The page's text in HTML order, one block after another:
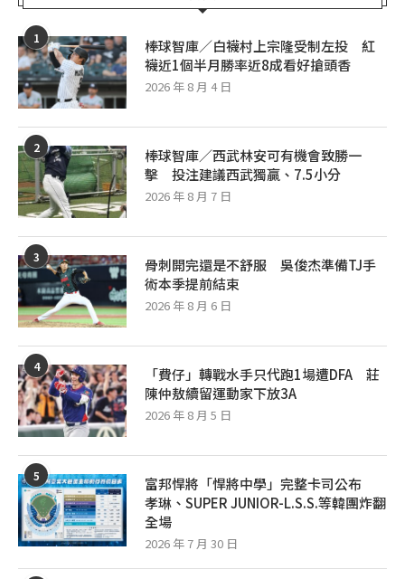
1
棒球智庫／白襪村上宗隆受制左投 紅
襪近1個半月勝率近8成看好搶頭香
2026 年 8 月 4 日
2
棒球智庫／西武林安可有機會致勝一
擊 投注建議西武獨贏、7.5小分
2026 年 8 月 7 日
3
骨刺開完還是不舒服 吳俊杰準備TJ手
術本季提前結束
2026 年 8 月 6 日
4
「費仔」轉戰水手只代跑1場遭DFA 莊
陳仲敖續留運動家下放3A
2026 年 8 月 5 日
5
富邦悍將「悍將中學」完整卡司公布
孝琳、SUPER JUNIOR-L.S.S.等韓團炸翻
全場
2026 年 7 月 30 日